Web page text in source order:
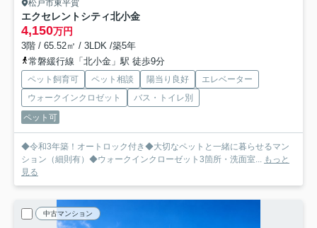
松戸市東平賀
エクセレントシティ北小金
4,150万円
3階 / 65.52㎡ / 3LDK /築5年
常磐緩行線「北小金」駅 徒歩9分
ペット飼育可 ペット相談 陽当り良好
エレベーター
ウォークインクロゼット
バス・トイレ別
ペット可
◆令和3年築！オートロック付き◆大切なペットと一緒に暮らせるマン
ション（細則有）◆ウォークインクローゼット3箇所・洗面室... もっと
見る
中古マンション